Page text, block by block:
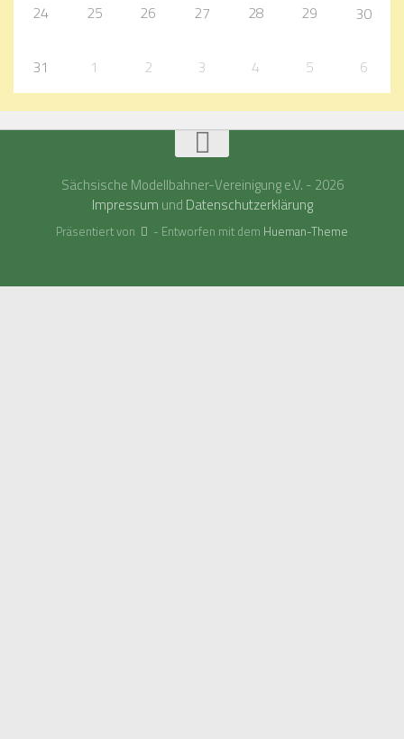
24 25 26 27 28 29 30
31 1 2 3 4 5 6
Sächsische Modellbahner-Vereinigung e.V. - 2026
Impressum und Datenschutzerklärung
Präsentiert von - Entworfen mit dem Hueman-Theme